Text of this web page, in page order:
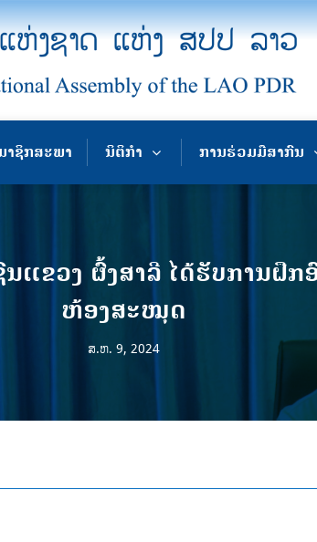
າຊິກສະພາ ນິຕິກຳ ການຮ່ວມມືສາກົນ
ແຂວງ ຜົ້ງສາລີ ໄດ້ຮັບການຝຶ
ຫ້ອງສະໝຸດ
ສ.ຫ. 9, 2024